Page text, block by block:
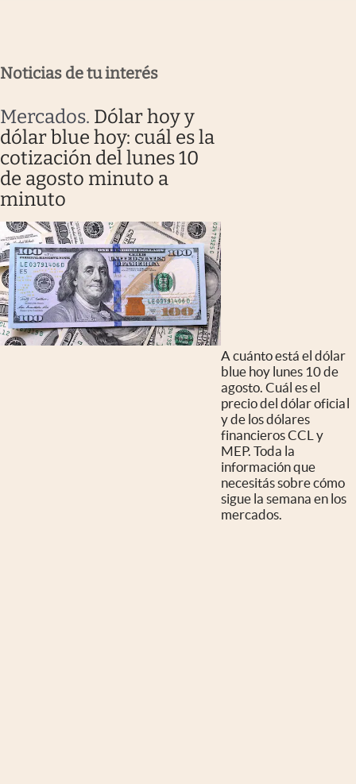
Noticias de tu interés
Mercados. Dólar hoy y
dólar blue hoy: cuál es la
cotización del lunes 10
de agosto minuto a
minuto
A cuánto está el dólar
blue hoy lunes 10 de
agosto. Cuál es el
precio del dólar oficial
y de los dólares
financieros CCL y
MEP. Toda la
información que
necesitás sobre cómo
sigue la semana en los
mercados.